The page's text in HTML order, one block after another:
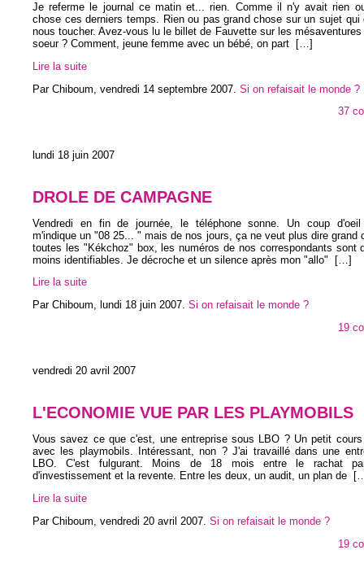
Je referme le journal ce matin et... rien. Comme il n'y avait rien
chose ces derniers temps. Rien ou pas grand chose sur un sujet qui
nous toucher. Avez-vous lu le billet de Fauvette sur les
soeur ? Comment, jeune femme avec un bébé, on part
[…]
Lire la suite
Par Chiboum, vendredi 14 septembre 2007 Si on refaisait le monde ?
37
lundi 18 juin 2007
DROLE DE CAMPAGNE
Vendredi en fin de journée, le téléphone sonne. Un coup
m'indique un "08 25... " mais de nos jours, ça ne veut plus dire grand
toutes les "Kékchoz" box, les numéros de nos correspondants sont
moins identifiables. Je décroche et un silence après mon "allo"
[…]
Lire la suite
Par Chiboum, lundi 18 juin 2007. Si on refaisait le monde ?
19
vendredi 20 avril 2007
L'ECONOMIE VUE PAR LES PLAYMOBILS
Vous savez ce que c'est, une entreprise sous LBO ? Un petit cours
avec les playmobils. Intéressant, non ? J'ai travaillé dans une
LBO. C'est fulgurant. Moins de 18 mois entre le rachat
d'investissement et la revente. Entre les deux, un audit, un plan de
Lire la suite
Par Chiboum, vendredi 20 avril 2007 Si on refaisait le monde ?
19